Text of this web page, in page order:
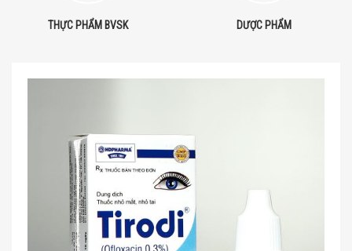
THỰC PHẨM BVSK DƯỢC PHẨM